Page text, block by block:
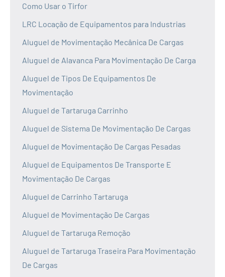
Como Usar o Tirfor
LRC Locação de Equipamentos para Industrias
Aluguel de Movimentação Mecânica De Cargas
Aluguel de Alavanca Para Movimentação De Carga
Aluguel de Tipos De Equipamentos De
Movimentação
Aluguel de Tartaruga Carrinho
Aluguel de Sistema De Movimentação De Cargas
Aluguel de Movimentação De Cargas Pesadas
Aluguel de Equipamentos De Transporte E
Movimentação De Cargas
Aluguel de Carrinho Tartaruga
Aluguel de Movimentação De Cargas
Aluguel de Tartaruga Remoção
Aluguel de Tartaruga Traseira Para Movimentação
De Cargas